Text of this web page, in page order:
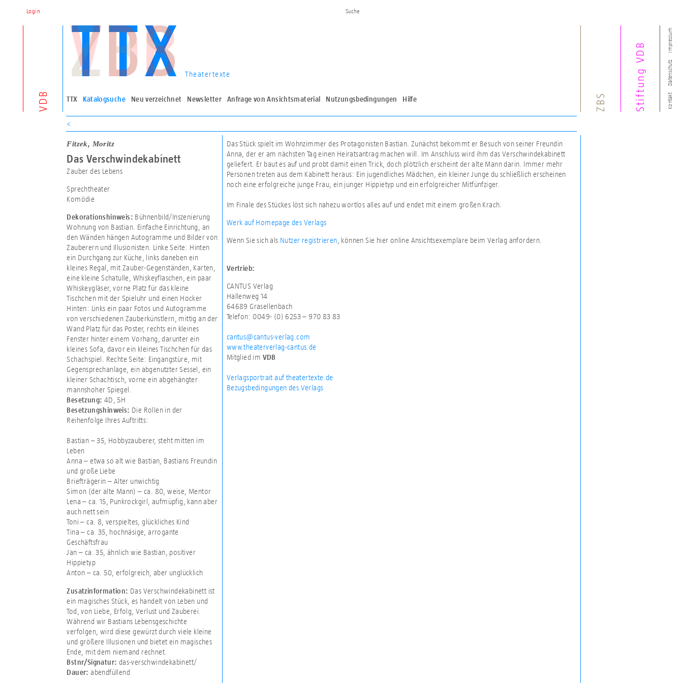
Kontakt
Datenschutz
Impressum
VDB
Theatertexte
TTX Katalogsuche Neu verzeichnet Newsletter Anfrage von Ansichtsmaterial Nutzungsbedingungen Hilfe ZBS Stiftung VDB
Login
<
Fitzek, Moritz
Das Verschwindekabinett
Zauber des Lebens
Sprechtheater
Komödie
Dekorationshinweis: Bühnenbild/Inszenierung
Wohnung von Bastian. Einfache Einrichtung, an
den Wänden hängen Autogramme und Bilder von
Zauberern und Illusionisten. Linke Seite: Hinten
ein Durchgang zur Küche, links daneben ein
kleines Regal, mit Zauber-Gegenständen, Karten,
eine kleine Schatulle, Whiskeyflaschen, ein paar
Whiskeygläser, vorne Platz für das kleine
Tischchen mit der Spieluhr und einen Hocker
Hinten: Links ein paar Fotos und Autogramme
von verschiedenen Zauberkünstlern, mittig an der
Wand Platz für das Poster, rechts ein kleines
Fenster hinter einem Vorhang, darunter ein
kleines Sofa, davor ein kleines Tischchen für das
Schachspiel. Rechte Seite: Eingangstüre, mit
Gegensprechanlage, ein abgenutzter Sessel, ein
kleiner Schachtisch, vorne ein abgehängter
mannshoher Spiegel.
Besetzung: 4D ,5H
Besetzungshinweis: Die Rollen in der
Reihenfolge Ihres Auftritts:
Bastian – 35, Hobbyzauberer, steht mitten im
Leben
Anna – etwa so alt wie Bastian, Bastians Freundin
und große Liebe
Briefträgerin – Alter unwichtig
Simon (der alte Mann) – ca. 80, weise, Mentor
Lena – ca. 15, Punkrockgirl, aufmüpfig, kann aber
auch nett sein
Toni – ca. 8, verspieltes, glückliches Kind
Tina – ca. 35, hochnäsige, arrogante
Geschäftsfrau
Jan – ca. 35, ähnlich wie Bastian, positiver
Hippietyp
Anton – ca. 50, erfolgreich, aber unglücklich
Zusatzinformation: Das Verschwindekabinett ist
ein magisches Stück, es handelt von Leben und
Tod, von Liebe, Erfolg, Verlust und Zauberei.
Während wir Bastians Lebensgeschichte
verfolgen, wird diese gewürzt durch viele kleine
und größere Illusionen und bietet ein magisches
Ende, mit dem niemand rechnet.
Bstnr/Signatur: das-verschwindekabinett/
Dauer:abendfüllend
Das Stück spielt im Wohnzimmer des Protagonisten Bastian. Zunächst bekommt er Besuch von seiner Freundin
Anna, der er am nächsten Tag einen Heiratsantrag machen will. Im Anschluss wird ihm das Verschwindekabinett
geliefert. Er baut es auf und probt damit einen Trick, doch plötzlich erscheint der alte Mann darin. Immer mehr
Personen treten aus dem Kabinett heraus: Ein jugendliches Mädchen, ein kleiner Junge du schließlich erscheinen
noch eine erfolgreiche junge Frau, ein junger Hippietyp und ein erfolgreicher Mitfünfziger.
Im Finale des Stückes löst sich nahezu wortlos alles auf und endet mit einem großen Krach.
Werk auf Homepage des Verlags
Wenn Sie sich als Nutzer registrieren , können Sie hier online Ansichtsexemplare beim Verlag anfordern.
Vertrieb:
CANTUS Verlag
Hallenweg 14
64689 Grasellenbach
Telefon: 0049- (0) 6253 – 970 83 83
cantus@cantus-verlag.com
www.theaterverlag-cantus.de
Mitglied im VDB
Verlagsportrait auf theatertexte.de
Bezugsbedingungen des Verlags